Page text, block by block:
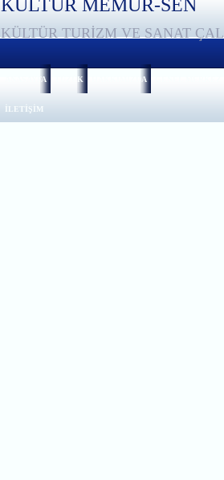
KÜLTÜR MEMUR-SEN
KÜLTÜR TURİZM VE SANAT
ANASAYFA TÜZÜK HAKKIMIZDA
İLETİŞİM